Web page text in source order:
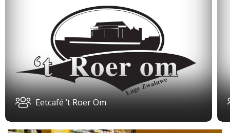
Eetcafé ’t Roer Om